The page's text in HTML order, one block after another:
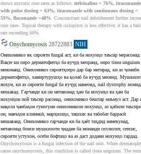
shows mycotic cure rates as follows: terbinafine = 76%, itraconazole
with pulse dosing = 63%, itraconazole with continuous dosing =
59%, fluconazole =48% . Concomitant nail debridement further
cure rates. Topical therapy with ciclopirox is less effective; it has a
rate exceeding 60%.
Onychomycosis 28722883 NIH
Онихомикоз як сирояти fungal аст, ки ба нохунҳо таъсир мерасонад.
Вақте ки онро дерматофитҳо ба вуҷуд меоранд, онро tinea unguium
меноманд. Онихомикоз сироятҳоеро дар бар мегирад, ки аз ҷониби
дерматофитҳо, хамиртурушҳо ва қолаб ба вуҷуд меоянд.
нохун, ки аз сирояти fungal ба вуҷуд намеояд, nail dystrophy
мешавад. Гарчанде ки он метавонад ҳам ба нохунҳо ва ҳам ба
нохунҳои пой таъсир расонад, онихомикоз бештар маъмул аст. Дар
мақола ҷанбаҳои гуногуни онихомикози нохунҳо, аз қабили таъсири
он, навъҳои клиникӣ, марҳилаҳо, ташхис ва табобат баррасӣ
мешаванд. Онихомикоз гарчанде ки ба ҳаёт таҳдид намекунад,
метавонад боиси мушкилоти ҷиддие ба монанди селлюлит, сепсис,
сирояти устухон, осеби бофтаҳо ва аз даст додани нохунҳо гардад.
Onychomycosis is a fungal infection of the nail unit. When
cause onychomycosis, this condition is called tinea unguium. The term